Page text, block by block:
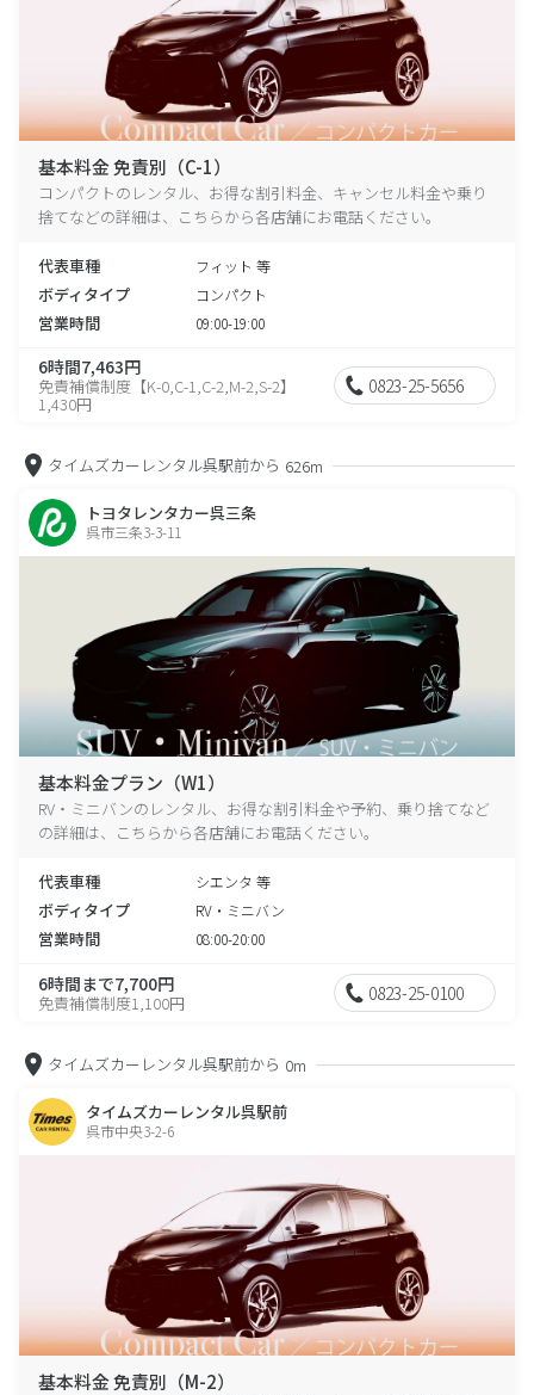
基本料金 免責別（C-1）
コンパクトのレンタル、お得な割引料金、キャンセル料金や乗り
捨てなどの詳細は、こちらから各店舗にお電話ください。
代表車種 フィット 等
ボディタイプ コンパクト
営業時間 09:00-19:00
6時間7,463円
免責補償制度【K-0,C-1,C-2,M-2,S-2】
1,430円
0823-25-5656
タイムズカーレンタル呉駅前から 626m
トヨタレンタカー呉三条
呉市三条3-3-11
基本料金プラン（W1）
RV・ミニバンのレンタル、お得な割引料金や予約、乗り捨てなど
の詳細は、こちらから各店舗にお電話ください。
代表車種 シエンタ 等
ボディタイプ RV・ミニバン
営業時間 08:00-20:00
6時間まで7,700円
免責補償制度1,100円 0823-25-0100
タイムズカーレンタル呉駅前から 0m
タイムズカーレンタル呉駅前
呉市中央3-2-6
基本料金 免責別（M-2）